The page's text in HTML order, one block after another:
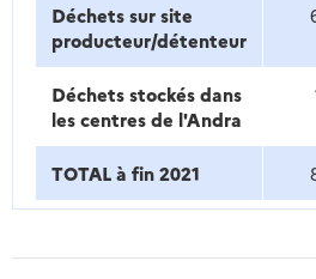
Déchets sur site
producteur/détenteur
Déchets stockés dans
les centres de l'Andra
TOTAL à fin 2021